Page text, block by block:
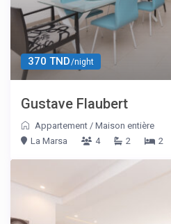
370 TND/night
Gustave Flaubert
Appartement /Maison entière
La Marsa
4 2 2